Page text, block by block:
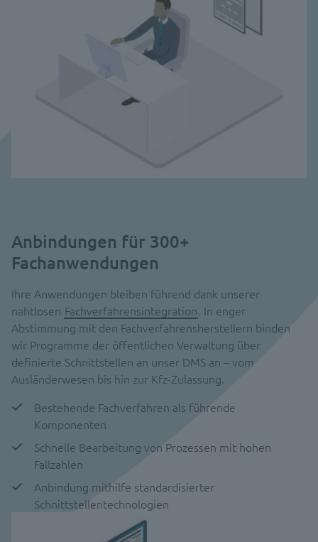
Anbindungen für 300+
Fachanwendungen
Ihre Anwendungen bleiben führend dank unserer
nahtlosen Fachverfahrensintegration. In enger
Abstimmung mit den Fachverfahrensherstellern binden
wir Programme der öffentlichen Verwaltung über
definierte Schnittstellen an unser DMS an – vom
Ausländerwesen bis hin zur Kfz-Zulassung.
Bestehende Fachverfahren als führende
Komponenten
Schnelle Bearbeitung von Prozessen mit hohen
Fallzahlen
Anbindung mithilfe standardisierter
Schnittstellentechnologien